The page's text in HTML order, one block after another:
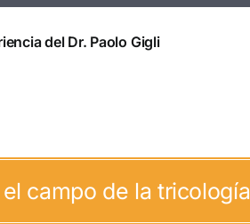
del Dr. Paolo Gigli
campo de la tricología